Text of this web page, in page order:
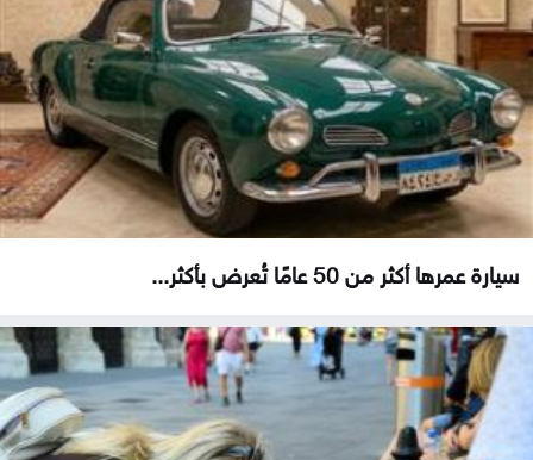
سيارة عمرها أكثر من 50 عامًا تُعرض بأكثر...